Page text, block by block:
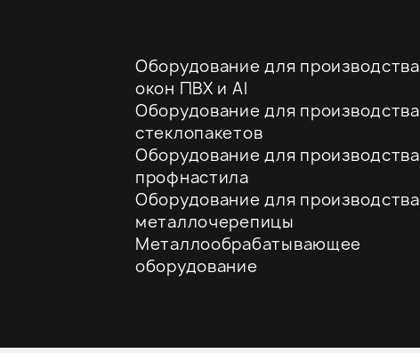
Оборудование для производства
окон ПВХ и Al
Оборудование для производства
стеклопакетов
Оборудование для производства
профнастила
Оборудование для производства
металлочерепицы
Металлообрабатывающее
оборудование